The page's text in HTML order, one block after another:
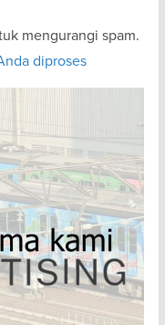
mengurangi spam.
diproses